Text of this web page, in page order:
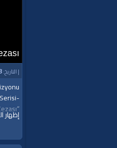
| التاريخ:
إظهار
-Aydınlatmalar Serisi-
“Suriye’ye Nagazaki Cezası!”